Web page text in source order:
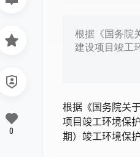
根据《国务院
建设项目竣工
根据《国务院关
项目竣工环境保
期）竣工环境保
0